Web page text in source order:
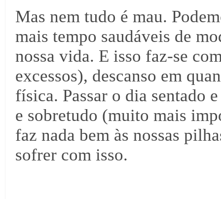
Mas nem tudo é mau.
mais tempo saudáveis de
nossa vida. E isso faz-se
excessos), descanso em
física. Passar o dia sentado
e sobretudo (muito mais
faz nada bem às nossas
sofrer com isso.